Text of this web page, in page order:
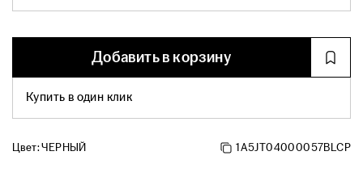
Добавить в корзину
Купить в один клик
Цвет:ЧЕРНЫЙ 1A5JT04000057BLCP